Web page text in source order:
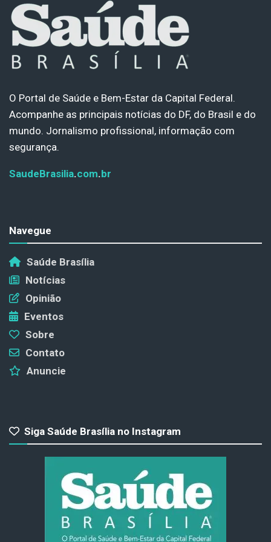
O Portal de Saúde e Bem-Estar da Capital Federal.
Acompanhe as principais notícias do DF, do Brasil e do
mundo. Jornalismo profissional, informação com
segurança.
SaudeBrasilia.com.br
Navegue
Saúde Brasília
Notícias
Opinião
Eventos
Sobre
Contato
Anuncie
Siga Saúde Brasília no Instagram